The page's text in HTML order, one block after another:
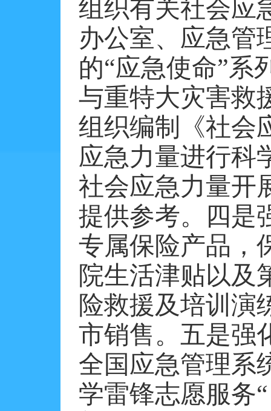
组织有关社会应
办公室、应急管
的“应急使命”系
与重特大灾害救
组织编制《社会
应急力量进行科
社会应急力量开
提供参考。四是
专属保险产品，
院生活津贴以及
险救援及培训演
市销售。五是强
全国应急管理系
学雷锋志愿服务